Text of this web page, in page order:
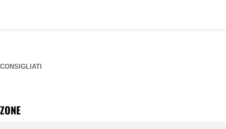
CONSIGLIATI
ZONE